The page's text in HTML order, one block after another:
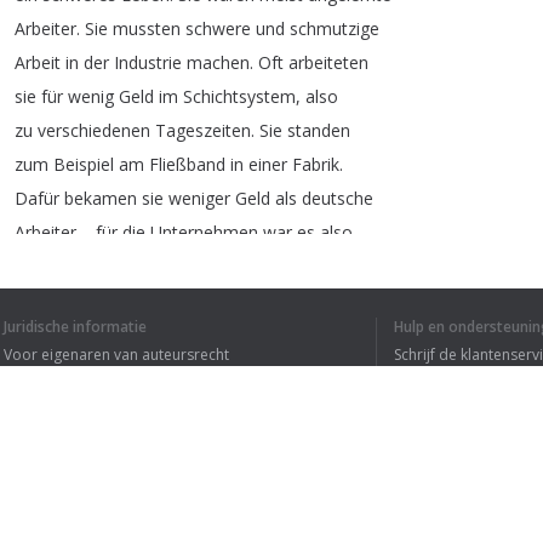
Arbeiter. Sie mussten schwere und schmutzige
Arbeit in der Industrie machen. Oft arbeiteten
sie für wenig Geld im Schichtsystem, also
zu verschiedenen Tageszeiten. Sie standen
zum Beispiel am Fließband in einer Fabrik.
Dafür bekamen sie weniger Geld als deutsche
Arbeiter
für die Unternehmen war es also
Juridische informatie
Voor eigenaren van auteursrecht
Hulp en
Schrijf de